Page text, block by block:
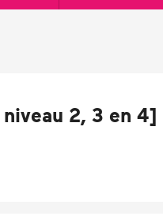
2, 3 en 4]